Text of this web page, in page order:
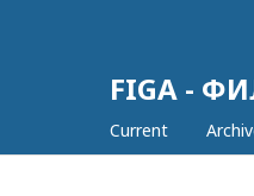
FIGA -
Current